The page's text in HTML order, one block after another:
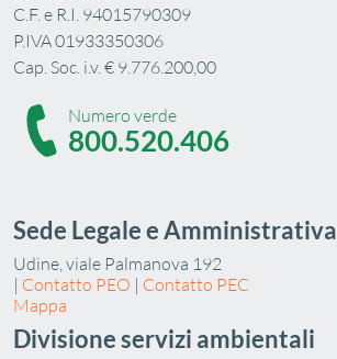
C.F. e R.I. 94015790309
P.IVA 01933350306
Cap. Soc. i.v. € 9.776.200,00
Numero verde
800.520.406
Sede Legale e Amministrativa
Udine, viale Palmanova 192
| Contatto PEO | Contatto PEC
Mappa
Divisione servizi ambientali